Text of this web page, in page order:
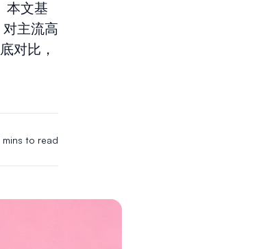
本文基
主流高
对比，
mins to read